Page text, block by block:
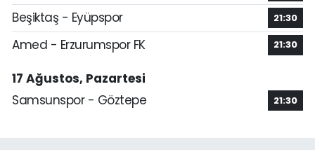
Beşiktaş - Eyüpspor 21:30
Amed - Erzurumspor FK 21:30
17 Ağustos, Pazartesi
Samsunspor - Göztepe
21:30